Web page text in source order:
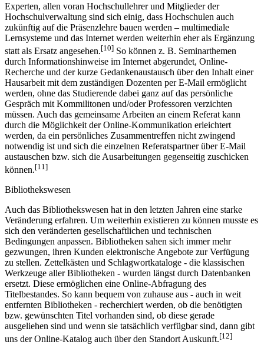
Experten, allen voran Hochschullehrer und Mitglieder der
Hochschulverwaltung sind sich einig, dass Hochschulen auch
zukünftig auf die Präsenzlehre bauen werden – multimediale
Lernsysteme und das Internet werden weiterhin eher als Ergänzung
statt als Ersatz angesehen.[10] So können z. B. Seminarthemen
durch Informationshinweise im Internet abgerundet, Online-
Recherche und der kurze Gedankenaustausch über den Inhalt einer
Hausarbeit mit dem zuständigen Dozenten per E-Mail ermöglicht
werden, ohne das Studierende dabei ganz auf das persönliche
Gespräch mit Kommilitonen und/oder Professoren verzichten
müssen. Auch das gemeinsame Arbeiten an einem Referat kann
durch die Möglichkeit der Online-Kommunikation erleichtert
werden, da ein persönliches Zusammentreffen nicht zwingend
notwendig ist und sich die einzelnen Referatspartner über E-Mail
austauschen bzw. sich die Ausarbeitungen gegenseitig zuschicken
können.[11]
Bibliothekswesen
Auch das Bibliothekswesen hat in den letzten Jahren eine starke
Veränderung erfahren. Um weiterhin existieren zu können musste es
sich den veränderten gesellschaftlichen und technischen
Bedingungen anpassen. Bibliotheken sahen sich immer mehr
gezwungen, ihren Kunden elektronische Angebote zur Verfügung
zu stellen. Zettelkästen und Schlagwortkataloge - die klassischen
Werkzeuge aller Bibliotheken - wurden längst durch Datenbanken
ersetzt. Diese ermöglichen eine Online-Abfragung des
Titelbestandes. So kann bequem von zuhause aus - auch in weit
entfernten Bibliotheken - recherchiert werden, ob die benötigten
bzw. gewünschten Titel vorhanden sind, ob diese gerade
ausgeliehen sind und wenn sie tatsächlich verfügbar sind, dann gibt
uns der Online-Katalog auch über den Standort Auskunft.[12]